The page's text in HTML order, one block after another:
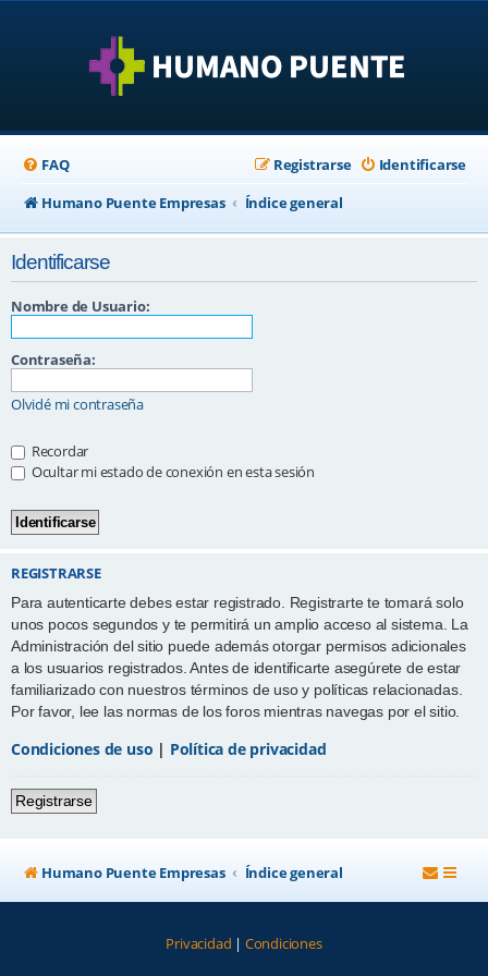
FAQ Identificarse
Registrarse
Humano Puente Empresas
Índice general
Identificarse
Nombre de Usuario:
Contraseña:
Olvidé mi contraseña
Recordar
Ocultar mi estado de conexión en esta sesión
REGISTRARSE
Para autenticarte debes estar registrado. Registrarte te tomará solo
unos pocos segundos y te permitirá un amplio acceso al sistema. La
Administración del sitio puede además otorgar permisos adicionales
a los usuarios registrados. Antes de identificarte asegúrete de estar
familiarizado con nuestros términos de uso y políticas relacionadas.
Por favor, lee las normas de los foros mientras navegas por el sitio.
Condiciones de uso | Política de privacidad
Registrarse
Humano Puente Empresas Índice general
Privacidad | Condiciones